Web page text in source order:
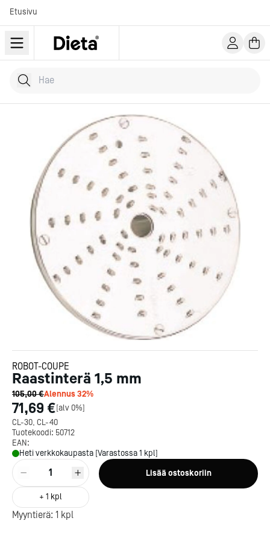
Etusivu
Hae tuotteita
Kirjoita hakusana...
ROBOT-COUPE
Raastinterä 1,5 mm
105,00 €Alennus32%
71,69 €[alv 0%]
CL-30, CL-40
Tuotekoodi: 50712
EAN:
Heti verkkokaupasta [Varastossa 1 kpl]
1
+ 1 kpl
Lisää ostoskoriin
Myyntierä: 1 kpl
Kotipizza on vuonna 1987
perustettu yritys, jolla on yli
300 ravintolaa eri puolella
Suomea. Dieta on tehnyt